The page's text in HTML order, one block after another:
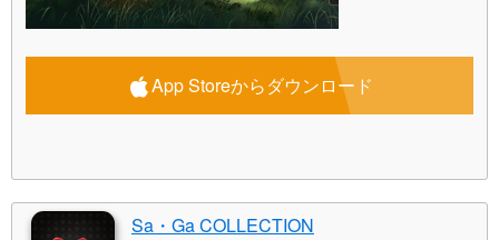
App Storeからダウンロード
Sa・Ga COLLECTION